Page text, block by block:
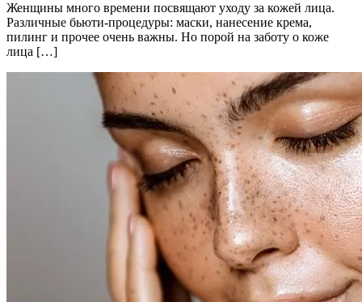
Женщины много времени посвящают уходу за кожей лица.
Различные бьюти-процедуры: маски, нанесение крема,
пилинг и прочее очень важны. Но порой на заботу о коже
лица […]